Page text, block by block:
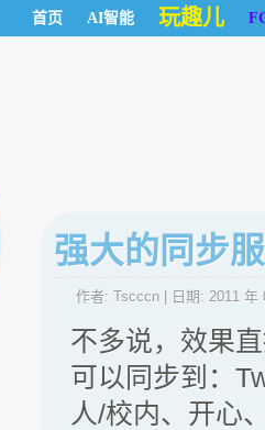
首页 AI智能 玩趣儿
强大的同步
作者: Tscccn | 日期: 2011 年
不多说，效果
可以同步到：
人/校内、开心